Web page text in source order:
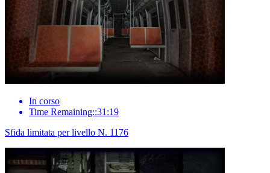
In corso
Time Remaining::31:19
Sfida limitata per livello N. 1176